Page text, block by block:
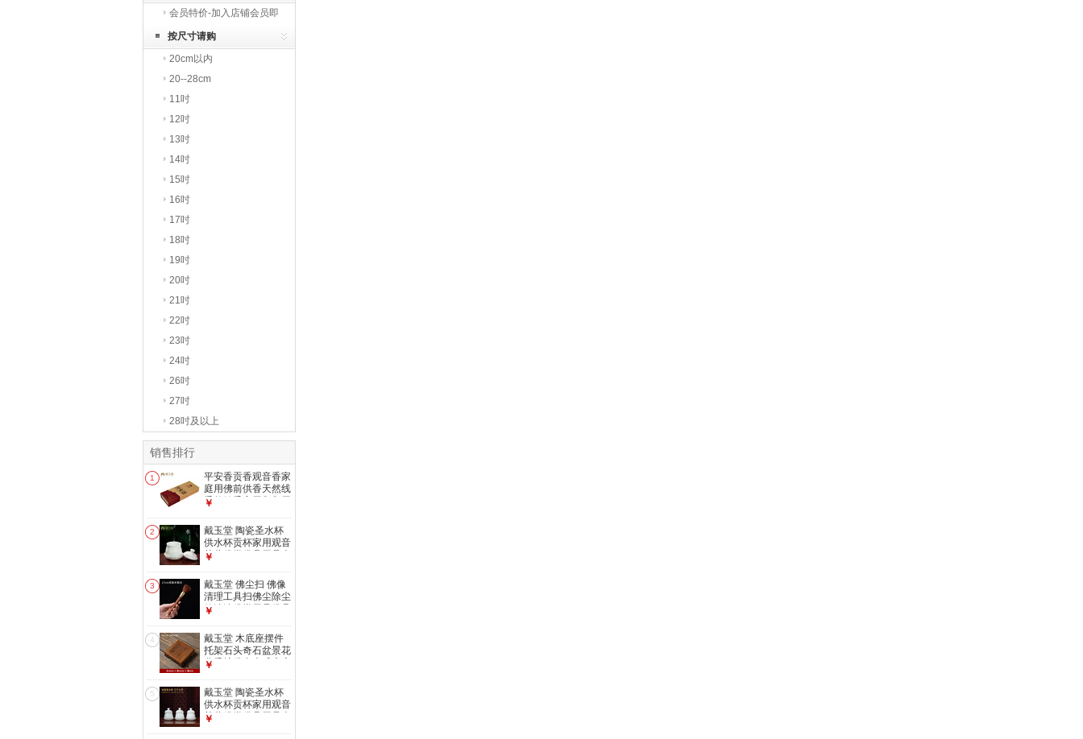
享
会员特价-加入店铺会员即
享
按尺寸请购
20cm以内
20--28cm
11吋
12吋
13吋
14吋
15吋
16吋
17吋
18吋
19吋
20吋
21吋
22吋
23吋
24吋
26吋
27吋
28吋及以上
销售排行
1
平安香贡香观音香家
庭用佛前供香天然线
香竹签香家用拜拜用
盒
￥
2
戴玉堂 陶瓷圣水杯
供水杯贡杯家用观音
菩萨佛堂佛具用品大
04B 小号圣水杯
￥
3
戴玉堂 佛尘扫 佛像
清理工具扫佛尘除尘
笔清洁佛堂用品佛具
笔 压平香灰铲子家
用香灰铲 T61-005B
笔扫 花梨木
￥
4
戴玉堂 木底座摆件
托架石头奇石盆景花
盆香炉佛台木质底座
13C 鸡翅木
12*12*4CM
￥
5
戴玉堂 陶瓷圣水杯
供水杯贡杯家用观音
菩萨佛堂佛具用品大
￥